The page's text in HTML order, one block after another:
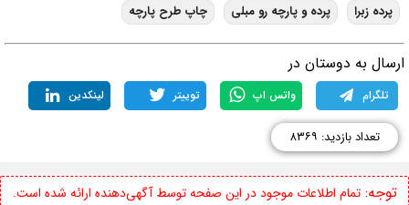
پرده زبرا پرده و پارچه رو مبلی چاپ طرح پارچه
به دوستان در
تلگرام واتس اپ توییتر لینکدین
تعداد بازدید: ۸۳۶۹
توجه:تمام اطلاعات موجود در این صفحه توسط آگهی‌دهنده ارائه شده است.